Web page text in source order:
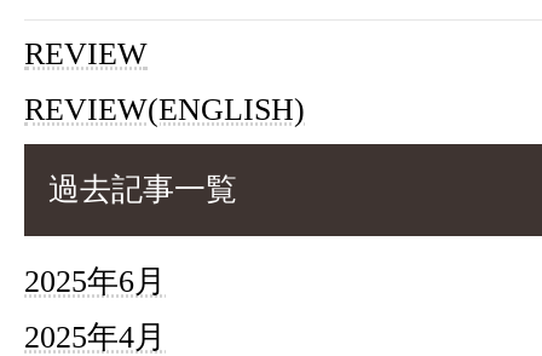
REVIEW
REVIEW(ENGLISH)
過去記事一覧
2025年6月
2025年4月